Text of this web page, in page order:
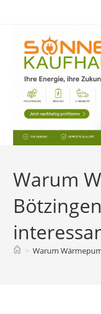
Warum
> Warum